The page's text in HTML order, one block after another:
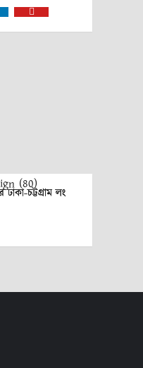
Youtube
চট্টগ্রাম লং